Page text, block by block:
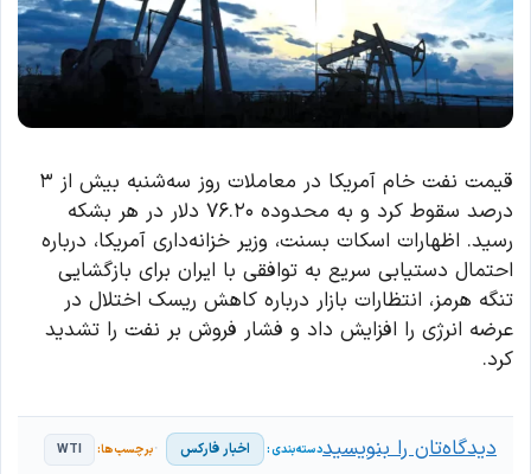
قیمت نفت خام آمریکا در معاملات روز سه‌شنبه بیش از ۳
درصد سقوط کرد و به محدوده ۷۶.۲۰ دلار در هر بشکه
رسید. اظهارات اسکات بسنت، وزیر خزانه‌داری آمریکا، درباره
احتمال دستیابی سریع به توافقی با ایران برای بازگشایی
تنگه هرمز، انتظارات بازار درباره کاهش ریسک اختلال در
عرضه انرژی را افزایش داد و فشار فروش بر نفت را تشدید
کرد.
اخبار فارکس WTI دیدگاه‌تان را بنویسید